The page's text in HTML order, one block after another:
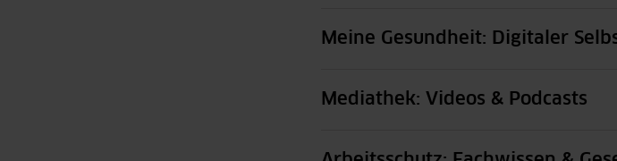
Meine Gesundheit: Digitaler
Mediathek: Videos & Podcasts